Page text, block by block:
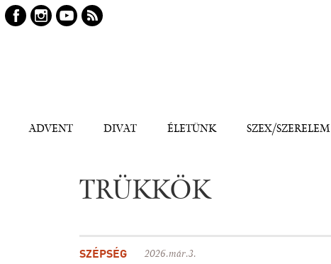
ADVENT DIVAT ÉLETÜNK SZEX/SZERELEM
TRÜKKÖK
SZÉPSÉG 2026.már.3.